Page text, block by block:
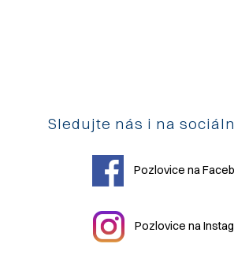
Sledujte nás i na
Pozlovice na
Pozlovice na